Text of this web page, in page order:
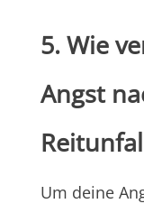
5. Wie
Angst
Um deine